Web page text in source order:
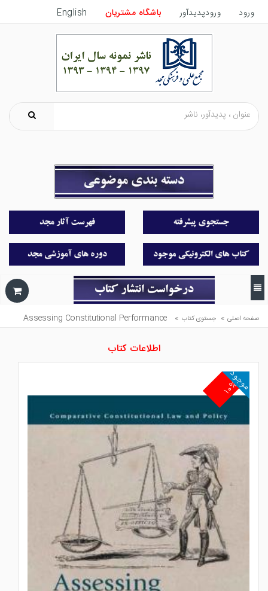
ورود ورودپدیدآور باشگاه مشتریان English
صفحه اصلی » جستوی کتاب »
Assessing Constitutional Performance
اطلاعات کتاب
۱۰%
موجود